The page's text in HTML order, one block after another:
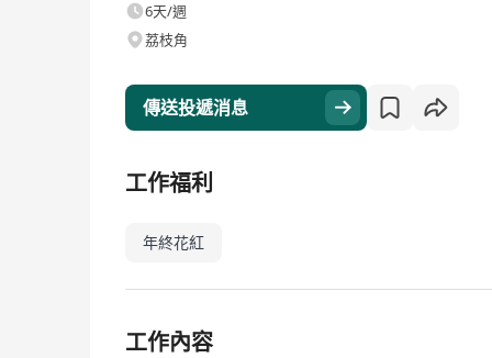
6天/週
荔枝角
傳送投遞消息
工作福利
年終花紅
工作內容